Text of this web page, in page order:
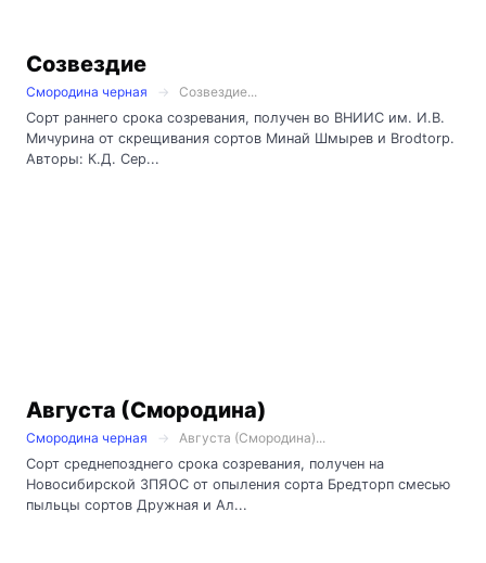
Созвездие
Смородина черная
Созвездие...
Сорт раннего срока созревания, получен во ВНИИС им. И.В.
Мичурина от скрещивания сортов Минай Шмырев и Brodtorp.
Авторы: К.Д. Сер...
Августа (Смородина)
Смородина черная
Августа (Смородина)...
Сорт среднепозднего срока созревания, получен на
Новосибирской ЗПЯОС от опыления сорта Бредторп смесью
пыльцы сортов Дружная и Ал...